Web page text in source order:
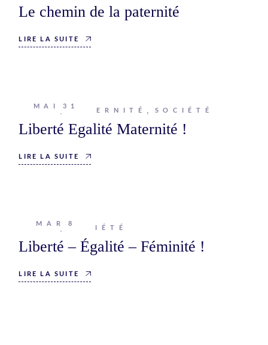
Le chemin de la paternité
LIRE LA SUITE
MAI 31
Johanna MATERNITÉ SOCIÉTÉ
Liberté Egalité Maternité !
LIRE LA SUITE
MAR 8
Johanna SOCIÉTÉ
Liberté – Égalité – Féminité !
LIRE LA SUITE